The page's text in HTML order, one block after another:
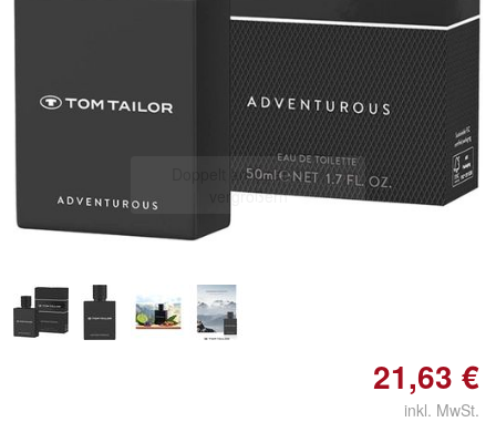
Doppelt antippen zum
vergrößern
21,63 €
inkl. MwSt.